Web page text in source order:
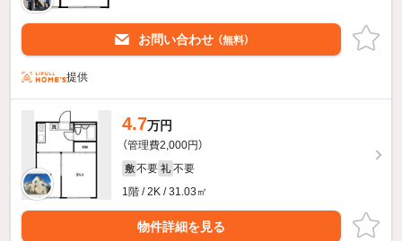
お問い合わせ （無料）
提供
4.7万円
（管理費2,000円）
敷 不要 礼 不要
1階 / 2K / 31.03㎡
物件詳細を見る